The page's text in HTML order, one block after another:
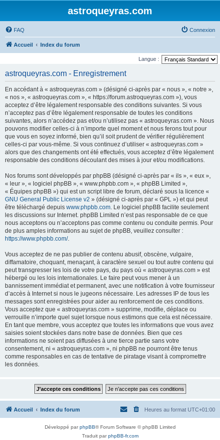
astroqueyras.com
FAQ Connexion
Accueil Index du forum
Langue :
astroqueyras.com - Enregistrement
En accédant à « astroqueyras.com » (désigné ci-après par « nous », « notre »,
« nos », « astroqueyras.com », « https://forum.astroqueyras.com »), vous
acceptez d’être légalement responsable des conditions suivantes. Si vous
n’acceptez pas d’être légalement responsable de toutes les conditions
suivantes, alors n’accédez pas et/ou n’utilisez pas « astroqueyras.com ». Nous
pouvons modifier celles-ci à n’importe quel moment et nous ferons tout pour
que vous en soyez informé, bien qu’il soit prudent de vérifier régulièrement
celles-ci par vous-même. Si vous continuez d’utiliser « astroqueyras.com »
alors que des changements ont été effectués, vous acceptez d’être légalement
responsable des conditions découlant des mises à jour et/ou modifications.
Nos forums sont développés par phpBB (désigné ci-après par « ils », « eux »,
« leur », « logiciel phpBB », « www.phpbb.com », « phpBB Limited »,
« Équipes phpBB ») qui est un script libre de forum, déclaré sous la licence «
GNU General Public License v2 » (désigné ci-après par « GPL ») et qui peut
être téléchargé depuis www.phpbb.com. Le logiciel phpBB facilite seulement
les discussions sur Internet. phpBB Limited n’est pas responsable de ce que
nous acceptons ou n’acceptons pas comme contenu ou conduite permis. Pour
de plus amples informations au sujet de phpBB, veuillez consulter :
https://www.phpbb.com/.
Vous acceptez de ne pas publier de contenu abusif, obscène, vulgaire,
diffamatoire, choquant, menaçant, à caractère sexuel ou tout autre contenu qui
peut transgresser les lois de votre pays, du pays où « astroqueyras.com » est
hébergé ou les lois internationales. Le faire peut vous mener à un
bannissement immédiat et permanent, avec une notification à votre fournisseur
d’accès à Internet si nous le jugeons nécessaire. Les adresses IP de tous les
messages sont enregistrées pour aider au renforcement de ces conditions.
Vous acceptez que « astroqueyras.com » supprime, modifie, déplace ou
verrouille n’importe quel sujet lorsque nous estimons que cela est nécessaire.
En tant que membre, vous acceptez que toutes les informations que vous avez
saisies soient stockées dans notre base de données. Bien que ces
informations ne soient pas diffusées à une tierce partie sans votre
consentement, ni « astroqueyras.com », ni phpBB ne pourront être tenus
comme responsables en cas de tentative de piratage visant à compromettre
les données.
Accueil Index du forum Heures au format UTC+01:00
Développé parphpBB® Forum Software © phpBB Limited
Traduit parphpBB-fr.com